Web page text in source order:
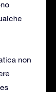
non